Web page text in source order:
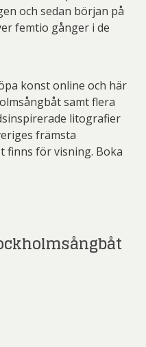
och sedan början på
femtio gånger i de
konst online och här
samt flera
litografier
främsta
finns för visning. Boka